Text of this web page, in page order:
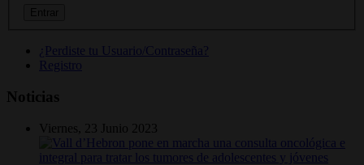
¿Perdiste tu Usuario/Contraseña?
Registro
Noticias
Viernes, 23 Junio 2023